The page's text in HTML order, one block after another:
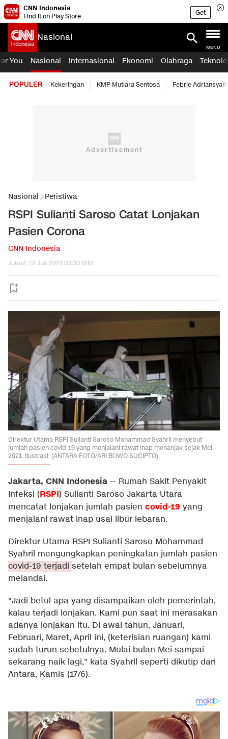
CNN Indonesia
Find it on Play Store
Get
Nasional
MENU
You Nasional Internasional Ekonomi Olahraga
POPULER Kekeringan KMP Mutiara Sentosa Febrie Adriansyah
Nasional Peristiwa
RSPI Sulianti Saroso Catat Lonjakan
Pasien Corona
CNN Indonesia
Jumat, 18 Jun 2021 03:30 WIB
Direktur Utama RSPI Sulianti Saroso Mohammad Syahril menyebut
jumlah pasien covid-19 yang menjalani rawat inap menanjak sejak Mei
2021. Ilustrasi. (ANTARA FOTO/ARI BOWO SUCIPTO).
Jakarta, CNN Indonesia -- Rumah Sakit Penyakit
Infeksi (RSPI) Sulianti Saroso Jakarta Utara
mencatat lonjakan jumlah pasien covid-19 yang
menjalani rawat inap usai libur lebaran.
Direktur Utama RSPI Sulianti Saroso Mohammad
Syahril mengungkapkan peningkatan jumlah pasien
covid-19 terjadi setelah empat bulan sebelumnya
melandai.
"Jadi betul apa yang disampaikan oleh pemerintah,
kalau terjadi lonjakan. Kami pun saat ini merasakan
adanya lonjakan itu. Di awal tahun, Januari,
Februari, Maret, April ini, (keterisian ruangan) kami
sudah turun sebetulnya. Mulai bulan Mei sampai
sekarang naik lagi," kata Syahril seperti dikutip dari
Antara, Kamis (17/6).